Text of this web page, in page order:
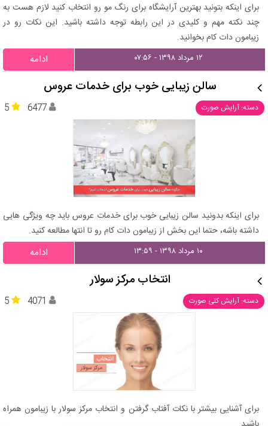
برای اینکه بتونید بهترین آرایشگاه برای رنگ مو رو انتخاب کنید لازم هست به
چند نکته مهم و کلیدی در این رابطه توجه داشته باشید. این نکات رو در
زیبامون دات کام بخوانید.
۱۲ مرداد ۱۳۹۸ - ۰۷:۵۶ ادامه
سالن زیبایی خوب برای خدمات عروس
دسته: آرایش صورت 5 6477
برای اینکه بدونید سالن زیبایی خوب برای خدمات عروس باید چه ویژگی هایی
داشته باشه، حتما این بخش از زیبامون دات کام رو تا انتها مطالعه کنید.
۱۰ مرداد ۱۳۹۸ - ۱۳:۵۹ ادامه
انتخاب مرکز سولار
دسته: آرایش کلی صورت 5 4071
برای آشنایی بیشتر با نکات آفتاب گرفتن و انتخاب مرکز سولار با زیبامون همراه